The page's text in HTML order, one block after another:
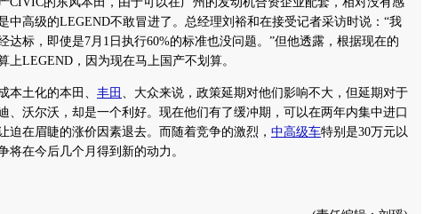
中高级的LEGEND不敢冒进了。总经理刘裕和在接受记者采访时说：“我
达标，即使是7月1日执行60%的标准也没问题。”但他透露，根据现在的
上LEGEND，因为现在马上国产不划算。
土化的本田、 丰田 、大众来说，政策延期对他们影响不大，但延期对于
、沃尔沃，却是一个利好。现在他们有了缓冲期，可以在两年内集中进口
迫在眉睫的涨价因素退去。而随着竞争的激烈， 中高级车特别是30万元以
将在今后几个月得到新的动力。